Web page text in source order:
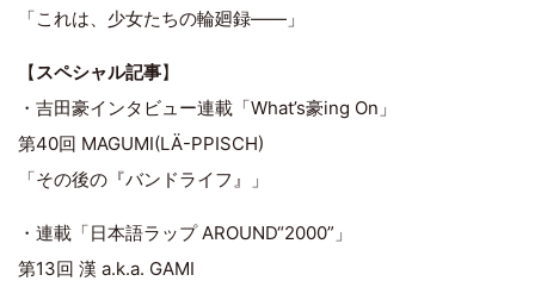
「これは、少女たちの輪廻録――」
【 スペシャル記事】
・吉田豪インタビュー連載「What’s豪ing On」
第40回 MAGUMI(LÄ-PPISCH)
「その後の『バンドライフ』」
・連載「日本語ラップ AROUND“2000”」
第13回 漢 a.k.a. GAMI